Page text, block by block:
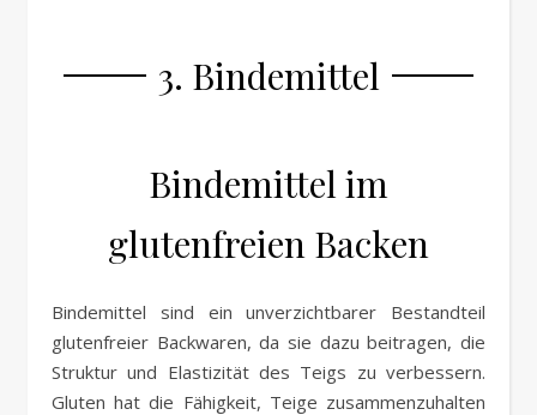
3. Bindemittel
Bindemittel im
glutenfreien Backen
Bindemittel sind ein unverzichtbarer Bestandteil
glutenfreier Backwaren, da sie dazu beitragen, die
Struktur und Elastizität des Teigs zu verbessern.
Gluten hat die Fähigkeit, Teige zusammenzuhalten